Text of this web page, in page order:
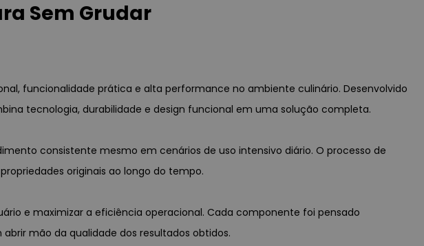
Sem Grudar
funcionalidade prática e alta performance no ambiente culinário. Desenvolvido
tecnologia, durabilidade e design funcional em uma solução completa.
consistente mesmo em cenários de uso intensivo diário. O processo de
originais ao longo do tempo.
e maximizar a eficiência operacional. Cada componente foi pensado
mão da qualidade dos resultados obtidos.